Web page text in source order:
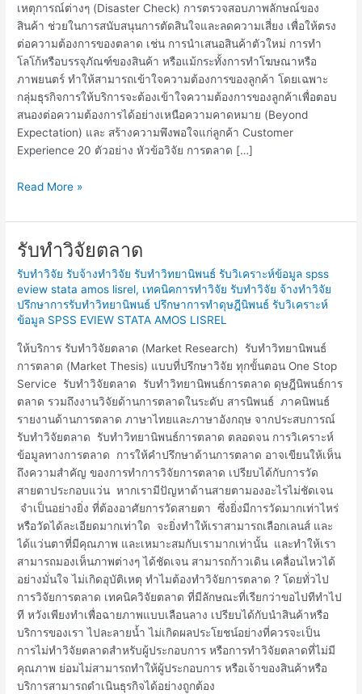
เหตุการณ์ต่างๆ (Disaster Check) การตรวจสอบภาพลักษณ์ของ
สินค้า ช่วยในการสนับสนุนการตัดสินใจและลดความเสี่ยง เพื่อให้ตรง
ต่อความต้องการของตลาด เช่น การนำเสนอสินค้าตัวใหม่ การทำ
โลโก้หรือบรรจุภัณฑ์ของสินค้า หรือแม้กระทั้งการทำโฆษณาหรือ
ภาพยนตร์ ทำให้สามารถเข้าใจความต้องการของลูกค้า โดยเฉพาะ
กลุ่มธุรกิจการให้บริการจะต้องเข้าใจความต้องการของลูกค้าเพื่อตอบ
สนองต่อความต้องการได้อย่างเหนือความคาดหมาย (Beyond
Expectation) และ สร้างความพึงพอใจแก่ลูกค้า Customer
Experience 20 ตัวอย่าง หัวข้อวิจัย การตลาด […]
Read More »
รับทำวิจัยตลาด
รับทำวิจัย รับจ้างทำวิจัย รับทำวิทยานิพนธ์ รับวิเคราะห์ข้อมูล spss
eview stata amos lisrel, เทคนิคการทำวิจัย รับทำวิจัย จ้างทำวิจัย
ปรึกษาการรับทำวิทยานิพนธ์ ปรึกษาการทำดุษฎีนิพนธ์ รับวิเคราะห์
ข้อมูล SPSS EVIEW STATA AMOS LISREL
ให้บริการ รับทำวิจัยตลาด (Market Research) รับทำวิทยานิพนธ์
การตลาด (Market Thesis) แบบที่ปรึกษาวิจัย ทุกขั้นตอน One Stop
Service รับทำวิจัยตลาด รับทำวิทยานิพนธ์การตลาด ดุษฎีนิพนธ์การ
ตลาด รวมถึงงานวิจัยด้านการตลาดในระดับ สารนิพนธ์ ภาคนิพนธ์
รายงานด้านการตลาด ภาษาไทยและภาษาอังกฤษ จากประสบการณ์
รับทำวิจัยตลาด รับทำวิทยานิพนธ์การตลาด ตลอดจน การวิเคราะห์
ข้อมูลทางการตลาด การให้คำปรึกษาด้านการตลาด อาจเขียนให้เห็น
ถึงความสำคัญ ของการทำการวิจัยการตลาด เปรียบได้กับการวัด
สายตาประกอบแว่น หากเรามีปัญหาด้านสายตามองอะไรไม่ชัดเจน
จำเป็นอย่างยิ่ง ที่ต้องอาศัยการวัดสายตา ซึ่งยิ่งมีการวัดมากเท่าไหร่
หรือวัดได้ละเอียดมากเท่าใด จะยิ่งทำให้เราสามารถเลือกเลนส์ และ
ได้แว่นตาที่มีคุณภาพ และเหมาะสมกับเรามากเท่านั้น และทำให้เรา
สามารถมองเห็นภาพต่างๆ ได้ชัดเจน สามารถก้าวเดิน เคลื่อนไหวได้
อย่างมั่นใจ ไม่เกิดอุบัติเหตุ ทำไมต้องทำวิจัยการตลาด ? โดยทั่วไป
การวิจัยการตลาด เทคนิควิจัยตลาด ที่มีลักษณะที่เรียกว่าขอไปทีทำไป
ที หวังเพียงทำเพื่อฉายภาพแบบเลือนลาง เปรียบได้กับนำสินค้าหรือ
บริการของเรา ไปละลายน้ำ ไม่เกิดผลประโยชน์อย่างที่ควรจะเป็น
การไม่ทำวิจัยตลาดสำหรับผู้ประกอบการ หรือการทำวิจัยตลาดที่ไม่มี
คุณภาพ ย่อมไม่สามารถทำให้ผู้ประกอบการ หรือเจ้าของสินค้าหรือ
บริการสามารถดำเนินธุรกิจได้อย่างถูกต้อง
รับ
วิจัย
ตลาด